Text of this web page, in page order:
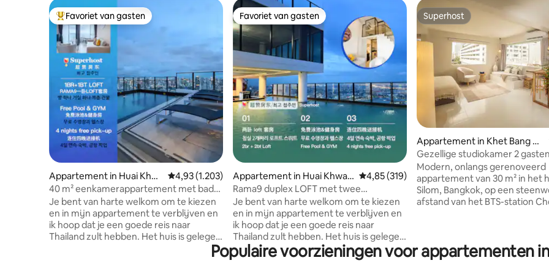
Topfavoriet van gasten
Favoriet van gasten
Appartement in Huai Khw
ang
Gemiddelde beoordeling van 4,93 op 5, 1.203 recensies
4,93 (1.203)
40 m² eenkamerappartement met bad
en balkon LOFT-D4/3
personen/zwembad op het dak/dichtbij
RCA/dichtbij nachtmarkt/dichtbij
tonglor
Je bent van harte welkom om te kiezen
en in mijn appartement te verblijven en
ik hoop dat je een goede reis naar
Thailand zult hebben. Het huis is gelegen
Favoriet van gasten
Favoriet van gasten
Appartement in Huai Khwan
g
Gemiddelde beoordeling van 4,85 op 5, 319
4,85 (319)
Rama9 duplex LOFT met twee
slaapkamers en badkuip A1/voor 5
personen/dakzwembad/dicht bij
RCA/dicht bij treinmarkt 's nachts/dicht
bij Tonglor
Je bent van harte welkom om te kiezen
en in mijn appartement te verblijven en
ik hoop dat je een goede reis naar
Thailand zult hebben. Het huis is gelegen
in RAMA9, LOFT appartement
opgeleverd in 2024.De kamer is
Superhost
Superhost
Appartement in Khet Bang Ra
k
Gezellige studiokamer 2
hart van Silom
Modern, onlangs gerenoveerd
appartement van 30 m² in het
Silom, Bangkok, op een
afstand van het BTS-station
stadscentrum. Met een keuken en een
eettafel is het ideaal voor
Populaire voorzieningen voor appartementen